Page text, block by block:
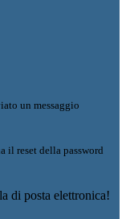
un messaggio
il reset della password
di posta elettronica!